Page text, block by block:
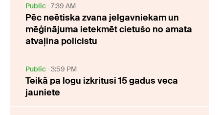
Public 7:39 AM
Pēc neētiska zvana jelgavniekam un
mēģinājuma ietekmēt cietušo no amata
atvaļina policistu
Public 3:59 PM
Teikā pa logu izkritusi 15 gadus veca
jauniete